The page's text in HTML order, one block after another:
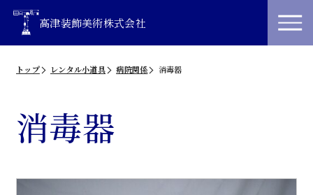
高津装飾美術株式会社
トップ レンタル小道具 病院関係 消毒器
消毒器